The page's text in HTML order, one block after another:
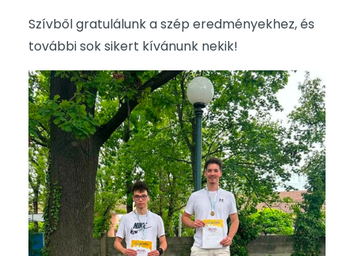
Szívből gratulálunk a szép eredményekhez, és
további sok sikert kívánunk nekik!